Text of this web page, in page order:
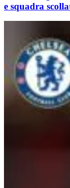
e squadra